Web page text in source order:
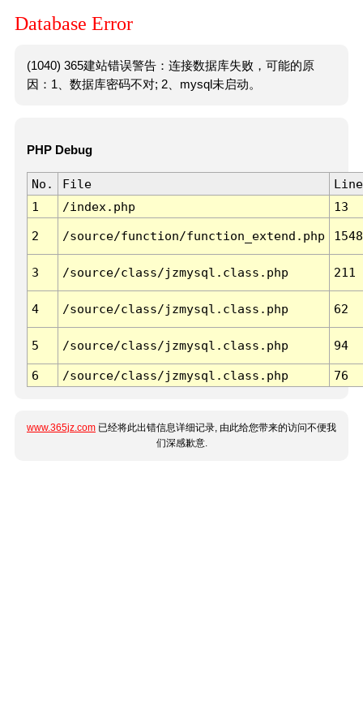
Database Error
(1040) 365建站错误警告：连接数据库失败，可能的原
因：1、数据库密码不对; 2、mysql未启动。
PHP Debug
No. File
Line
1
/index.php 13
2 /source/function/function_extend.php 1548
3 /source/class/jzmysql.class.php 211
4 /source/class/jzmysql.class.php 62
5 /source/class/jzmysql.class.php 94
6 /source/class/jzmysql.class.php 76
www.365jz.com 已经将此出错信息详细记录, 由此给您带来的访问不便我
们深感歉意.